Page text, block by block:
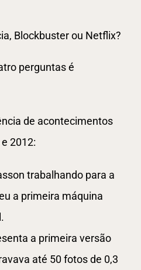
Blockbuster ou Netflix?
perguntas é
de acontecimentos
2012:
trabalhando para a
a primeira máquina
a primeira versão
até 50 fotos de 0,3